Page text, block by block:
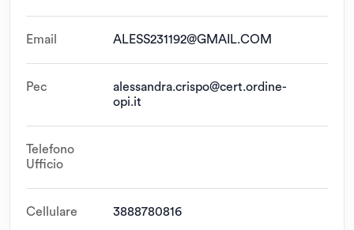
Email ALESS231192@GMAIL.COM
Pec
alessandra.crispo@cert.ordine-
opi.it
Telefono
Ufficio
Cellulare 3888780816